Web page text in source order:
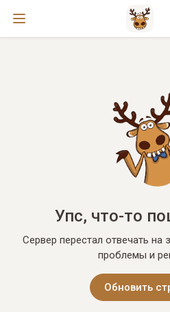
Упс, что-то
Сервер перестал отвечать
проблемы и
Обновить